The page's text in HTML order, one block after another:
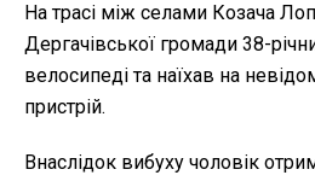
На трасі між селами Козача
Дергачівської громади 38-
велосипеді та наїхав на
пристрій.
Внаслідок вибуху чоловік